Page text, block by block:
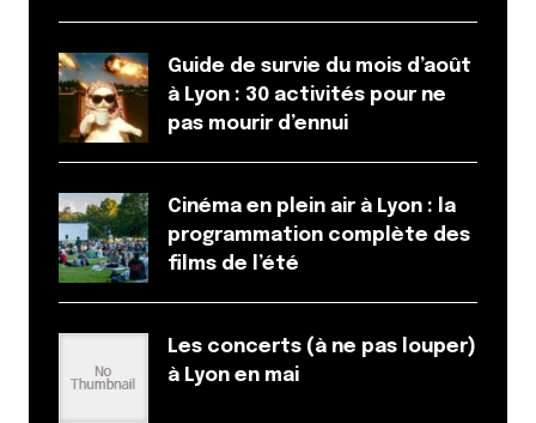
(et autres) affamés.
Blague à part, c’est aussi mon top 5 avec Chill Art
Food, au lieu de Chez Thibault. Et mince je viens
encore de dévoiler une bonne adresse !
Bon appétit à tous !
Thibault et Gadagne, rien d’exceptionnel…
Boo Stanova
8 mars 2012 à 18 h 17 min
Répondre
Guide de survie du mois d’août
à Lyon : 30 activités pour ne
pas mourir d’ennui
Cinéma en plein air à Lyon : la
programmation complète des
films de l’été
Les concerts (à ne pas louper)
à Lyon en mai